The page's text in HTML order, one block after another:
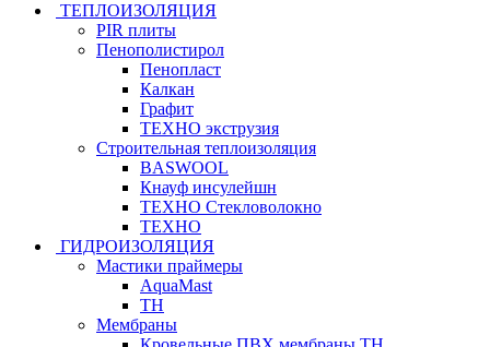
ТЕПЛОИЗОЛЯЦИЯ
PIR плиты
Пенополистирол
Пенопласт
Калкан
Графит
ТЕХНО экструзия
Строительная теплоизоляция
BASWOOL
Кнауф инсулейшн
ТЕХНО Стекловолокно
ТЕХНО
ГИДРОИЗОЛЯЦИЯ
Мастики праймеры
AquaMast
ТН
Мембраны